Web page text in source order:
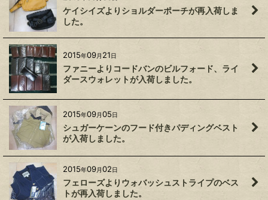
ケイシイズよりショルダーポーチが再入荷しま
した。
2015年09月 21日
ファニーよりコードバンのビルフォード、ライ
ダースウォレットが入荷しました。
2015年09月05日
シュガーケーンのフード付きパディングベスト
が入荷しました。
2015年09月02日
フェローズよりウォバッシュストライプのベス
トが再入荷しました。